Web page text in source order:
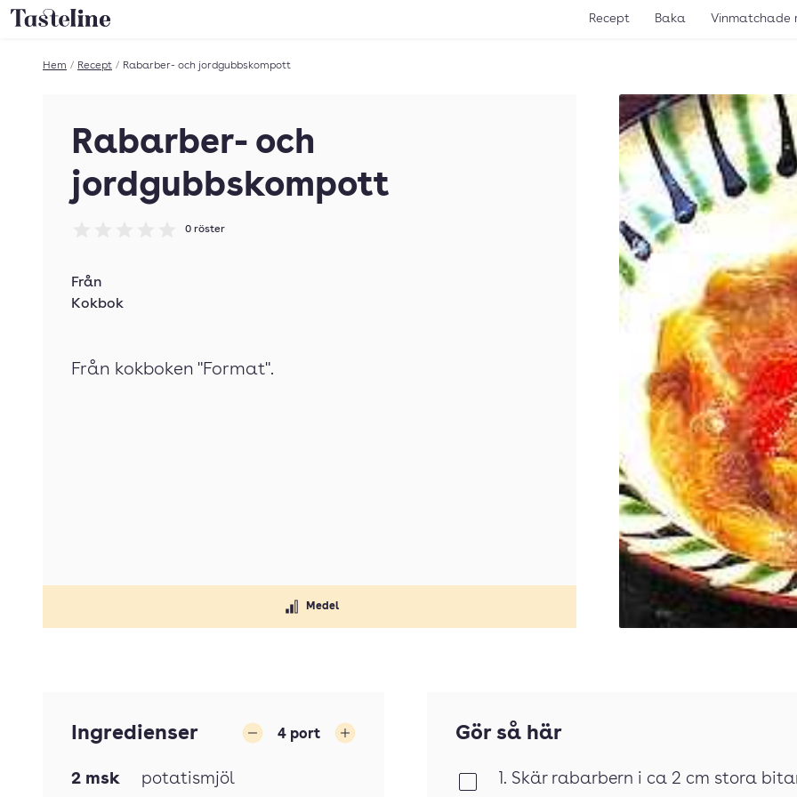
Till Tastelines startsida Recept Baka Vinmatchade
Hem / Recept / Rabarber- och jordgubbskompott
Rabarber- och
jordgubbskompott
0 röster
Medel
Från
Kokbok
Från kokboken "Format".
Ingredienser 4 port
2 msk potatismjöl
Gör så här
1. Skär rabarbern i ca 2 cm stora